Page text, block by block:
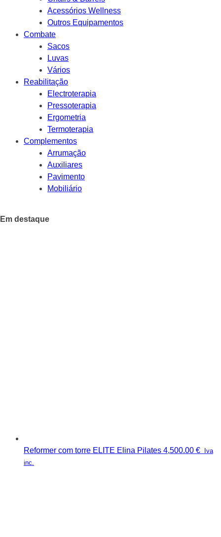
Acessórios Wellness
Outros Equipamentos
Combate
Sacos
Luvas
Vários
Reabilitação
Electroterapia
Pressoterapia
Ergometria
Termoterapia
Complementos
Arrumação
Auxiliares
Pavimento
Mobiliário
Em destaque
Reformer com torre ELITE Elina Pilates 4,500.00 €
Iva
inc.